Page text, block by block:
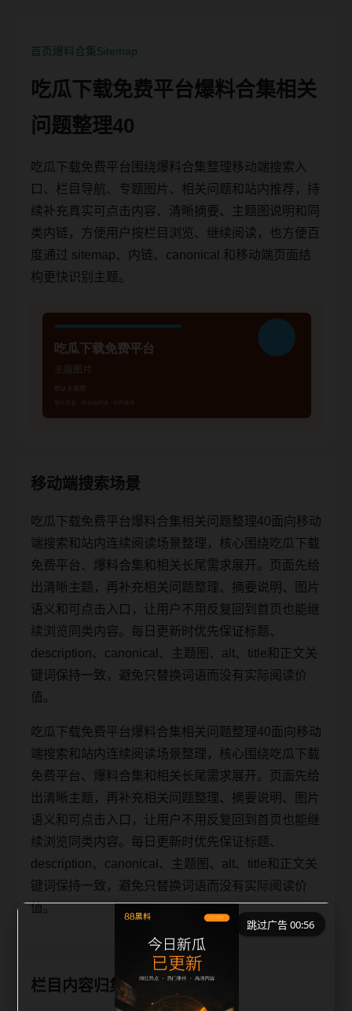
首页 爆料合集Sitemap
吃瓜下载免费平台爆料合集相关
问题整理40
吃瓜下载免费平台围绕爆料合集整理移动端搜索入
口、栏目导航、专题图片、相关问题和站内推荐，持
续补充真实可点击内容、清晰摘要、主题图说明和同
类内链，方便用户按栏目浏览、继续阅读，也方便百
度通过 sitemap、内链、canonical 和移动端页面结
构更快识别主题。
移动端搜索场景
吃瓜下载免费平台爆料合集相关问题整理40面向移动
端搜索和站内连续阅读场景整理，核心围绕吃瓜下载
免费平台、爆料合集和相关长尾需求展开。页面先给
出清晰主题，再补充相关问题整理、摘要说明、图片
语义和可点击入口，让用户不用反复回到首页也能继
续浏览同类内容。每日更新时优先保证标题、
description、canonical、主题图、alt、title和正文关
键词保持一致，避免只替换词语而没有实际阅读价
值。
吃瓜下载免费平台爆料合集相关问题整理40面向移动
端搜索和站内连续阅读场景整理，核心围绕吃瓜下载
免费平台、爆料合集和相关长尾需求展开。页面先给
出清晰主题，再补充相关问题整理、摘要说明、图片
语义和可点击入口，让用户不用反复回到首页也能继
续浏览同类内容。每日更新时优先保证标题、
description、canonical、主题图、alt、title和正文关
键词保持一致，避免只替换词语而没有实际阅读价
值。
栏目内容归集
跳过广告 00:56